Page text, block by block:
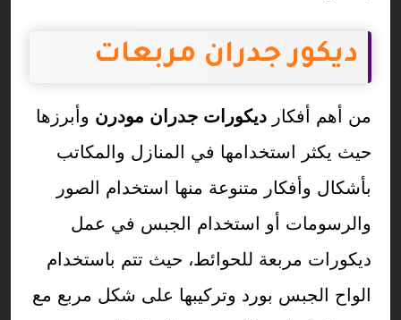
ديكور جدران مربعات
من أهم أفكار ديكورات جدران مودرن وأبرزها
حيث يكثر استخدامها في المنازل والمكاتب
بأشكال وأفكار متنوعة منها استخدام الصور
والرسومات أو استخدام الجبس في عمل
ديكورات مربعة للحوائط، حيث تتم باستخدام
الواح الجبس بورد وتركيبها على شكل مربع مع